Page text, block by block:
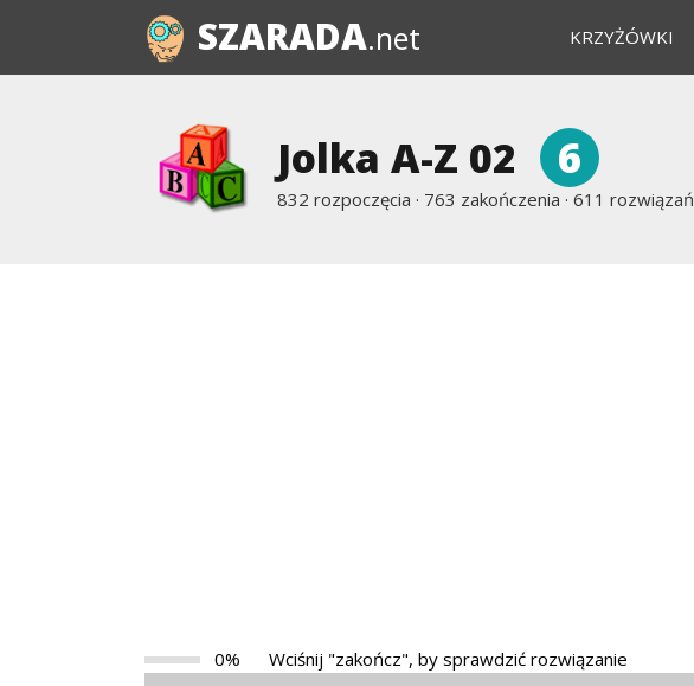
KRZYŻÓWKI
SZARADA.net
Jolka A-Z 02 6
832 rozpoczęcia · 763 zakończenia · 611 rozwiązań
Wciśnij "zakończ", by sprawdzić rozwiązanie
0%